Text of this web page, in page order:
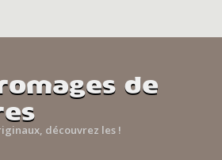
de
découvrez les !